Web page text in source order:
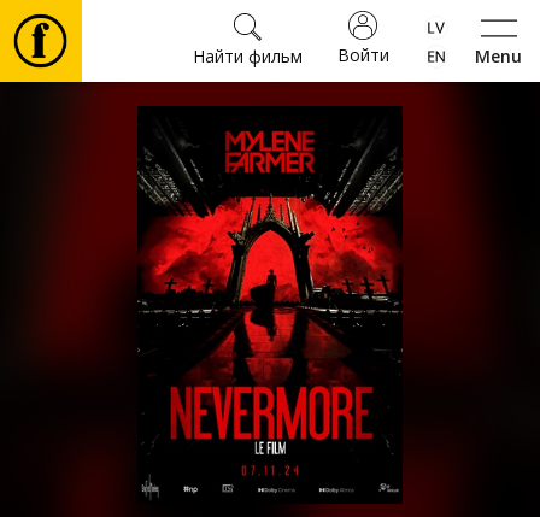
Menu
Войти
Найти фильм
Фильмы
Культура
Мероприятия
Подарки